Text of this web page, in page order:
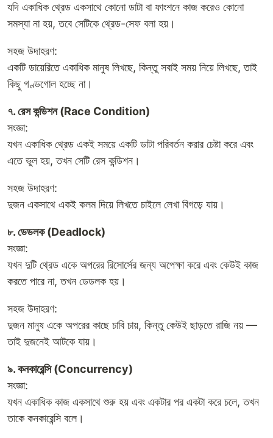
যদি একাধিক থ্রেড একসাথে কোনো ডাটা বা ফাংশনে কাজ করেও কোনো
সমস্যা না হয়, তবে সেটিকে থ্রেড-সেফ বলা হয়।
সহজ উদাহরণ:
একটি ডায়েরিতে একাধিক মানুষ লিখছে, কিন্তু সবাই সময় নিয়ে লিখছে, তাই
কিছু গণ্ডগোল হচ্ছে না।
৭. রেস কন্ডিশন (Race Condition)
সংজ্ঞা:
যখন একাধিক থ্রেড একই সময়ে একটি ডাটা পরিবর্তন করার চেষ্টা করে এবং
এতে ভুল হয়, তখন সেটি রেস কন্ডিশন।
সহজ উদাহরণ:
দুজন একসাথে একই কলম দিয়ে লিখতে চাইলে লেখা বিগড়ে যায়।
৮. ডেডলক (Deadlock)
সংজ্ঞা:
যখন দুটি থ্রেড একে অপরের রিসোর্সের জন্য অপেক্ষা করে এবং কেউই কাজ
করতে পারে না, তখন ডেডলক হয়।
সহজ উদাহরণ:
দুজন মানুষ একে অপরের কাছে চাবি চায়, কিন্তু কেউই ছাড়তে রাজি নয় —
তাই দুজনেই আটকে যায়।
৯. কনকারেন্সি (Concurrency)
সংজ্ঞা:
যখন একাধিক কাজ একসাথে শুরু হয় এবং একটার পর একটা করে চলে, তখন
তাকে কনকারেন্সি বলে।